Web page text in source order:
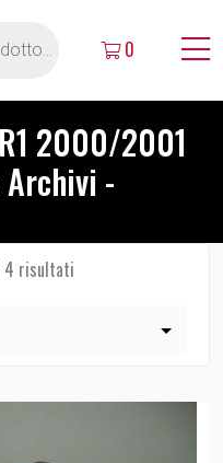
0
2000/2001
-
4 risultati